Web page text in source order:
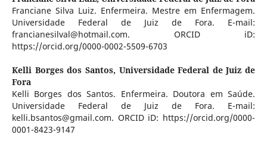
Franciane Silva Luiz. Enfermeira. Mestre em Enfermagem.
Universidade Federal de Juiz de Fora. E-mail:
francianesilval@hotmail.com. ORCID iD:
https://orcid.org/0000-0002-5509-6703
Kelli Borges dos Santos, Universidade Federal de Juiz de
Fora
Kelli Borges dos Santos. Enfermeira. Doutora em Saúde.
Universidade Federal de Juiz de Fora. E-mail:
kelli.bsantos@gmail.com. ORCID iD: https://orcid.org/0000-
0001-8423-9147